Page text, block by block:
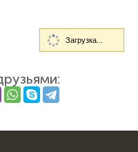
Загрузка...